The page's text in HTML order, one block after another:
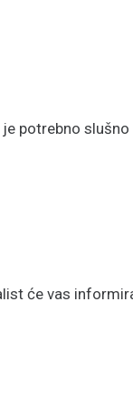
potrebno
će vas